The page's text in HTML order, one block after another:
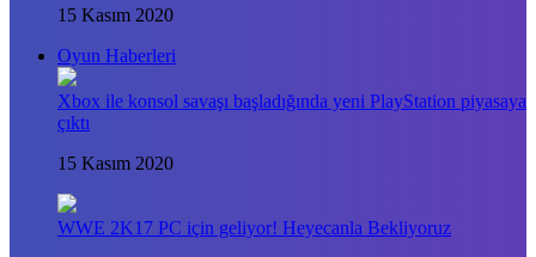
15 Kasım 2020
Oyun Haberleri
Xbox ile konsol savaşı başladığında yeni PlayStation piyasaya
çıktı
15 Kasım 2020
WWE 2K17 PC için geliyor! Heyecanla Bekliyoruz